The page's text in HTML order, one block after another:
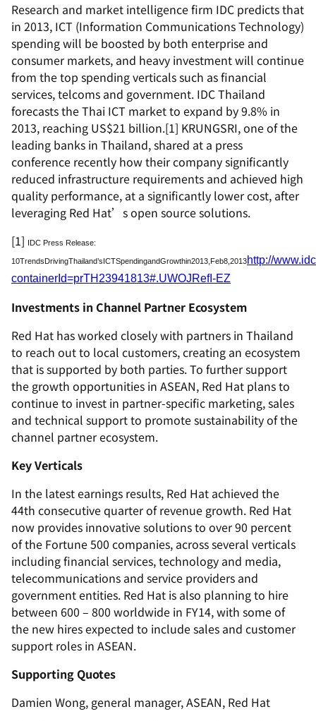
Research and market intelligence firm IDC predicts that
in 2013, ICT (Information Communications Technology)
spending will be boosted by both enterprise and
consumer markets, and heavy investment will continue
from the top spending verticals such as financial
services, telcoms and government. IDC Thailand
forecasts the Thai ICT market to expand by 9.8% in
2013, reaching US$21 billion.[1] KRUNGSRI, one of the
leading banks in Thailand, shared at a press
conference recently how their company significantly
reduced infrastructure requirements and achieved high
quality performance, at a significantly lower cost, after
leveraging Red Hat’s open source solutions.
[1] IDC Press Release:
10TrendsDrivingThailand’sICTSpendingandGrowthin2013, Feb8, 2013http://
containerId=prTH23941813#.UWOJRefI-EZ
Investments in Channel Partner Ecosystem
Red Hat has worked closely with partners in Thailand
to reach out to local customers, creating an ecosystem
that is supported by both parties. To further support
the growth opportunities in ASEAN, Red Hat plans to
continue to invest in partner-specific marketing, sales
and technical support to promote sustainability of the
channel partner ecosystem.
Key Verticals
In the latest earnings results, Red Hat achieved the
44th consecutive quarter of revenue growth. Red Hat
now provides innovative solutions to over 90 percent
of the Fortune 500 companies, across several verticals
including financial services, technology and media,
telecommunications and service providers and
government entities. Red Hat is also planning to hire
between 600 – 800 worldwide in FY14, with some of
the new hires expected to include sales and customer
support roles in ASEAN.
Supporting Quotes
Damien Wong, general manager, ASEAN, Red Hat